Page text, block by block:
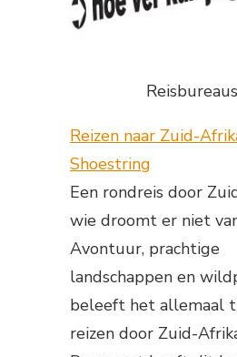
Reisbureaus
Reizen naar Zuid-
Shoestring
Een rondreis door
wie droomt er niet
Avontuur, prachtige
landschappen en
beleeft het allemaal
reizen door Zuid-